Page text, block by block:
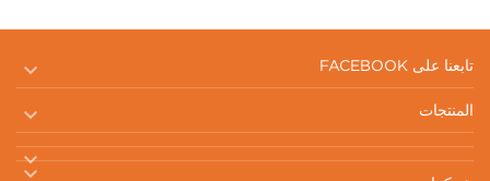
تابعنا على FACEBOOK 
المنتجات


